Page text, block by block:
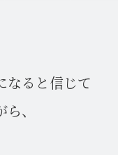
なると信じて
、